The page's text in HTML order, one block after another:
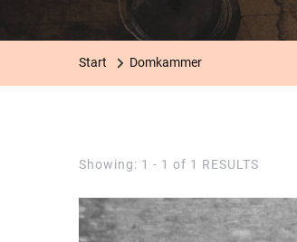
Start Domkammer
Showing: 1 - 1 of 1 RESULTS